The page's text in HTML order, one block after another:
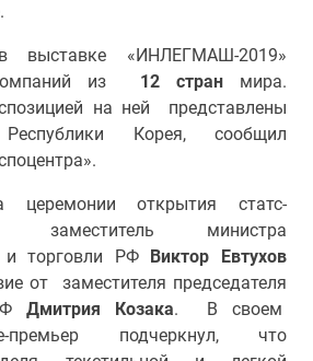
«ИНЛЕГМАШ-2019»
из 12 странмира.
на ней
представлены
Корея, сообщил
церемонии открытия статс-
министра
и торговли РФ Виктор Евтухов
от заместителя председателя
Дмитрия Козака. В своем
премьер подчеркнул, что